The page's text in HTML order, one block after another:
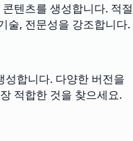
텐츠를 생성합니다. 적절
술, 전문성을 강조합니다.
성합니다. 다양한 버전을
적합한 것을 찾으세요.